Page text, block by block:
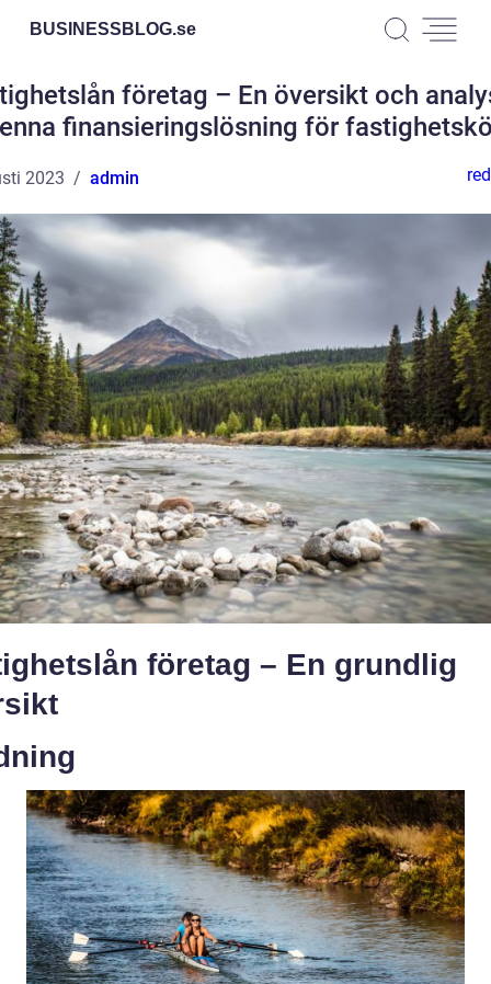
BUSINESSBLOG.se
företag – En översikt och
finansieringslösning för
2023 admin
företag – En grundlig